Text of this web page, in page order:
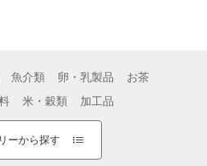
魚介類 卵・乳製品
お茶
米・穀類 加工品
ーから探す